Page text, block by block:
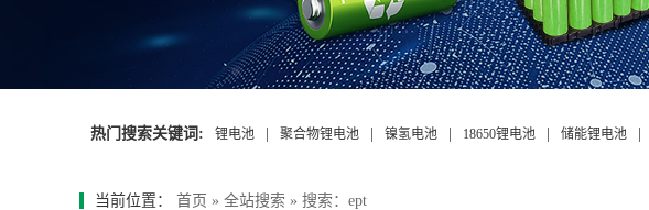
家标准的制定
家
热门搜索关键词: 锂电池 | 聚合物锂电池 | 镍氢电池 | 18650锂电池 | 储能锂电池 |
当前位置： 首页 » 全站搜索 » 搜索：ept